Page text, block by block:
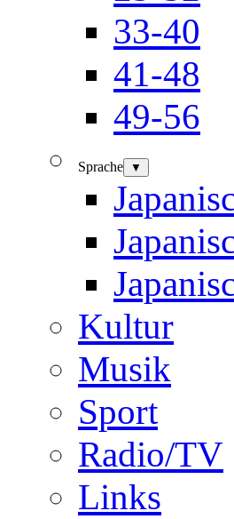
33-40
41-48
49-56
Sprache ▼
Kultur
Musik
Sport
Radio/TV
Links